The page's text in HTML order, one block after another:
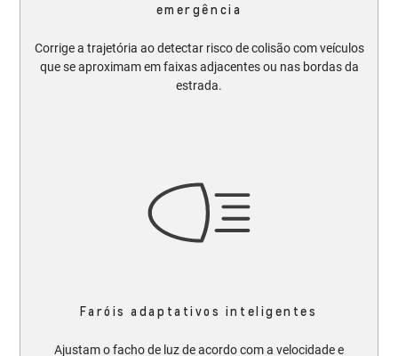
emergência
Corrige a trajetória ao detectar risco de colisão com veículos
que se aproximam em faixas adjacentes ou nas bordas da
estrada.
Faróis adaptativos inteligentes
Ajustam o facho de luz de acordo com a velocidade e